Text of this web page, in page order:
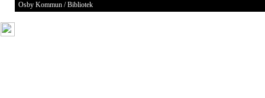
Osby Kommun / Bibliotek